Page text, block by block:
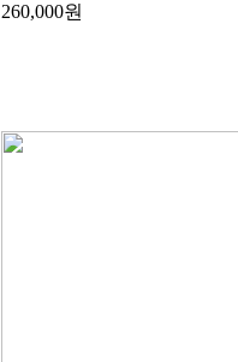
260,000원